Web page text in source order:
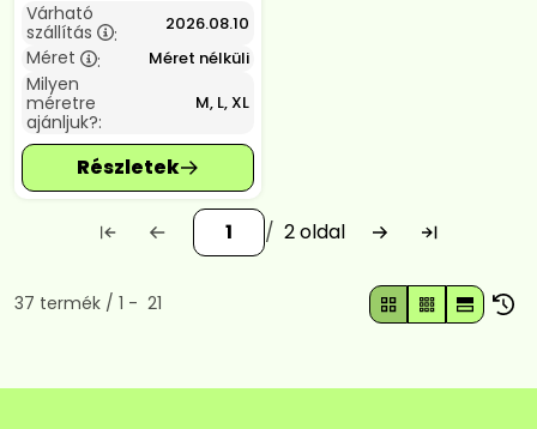
Várható
szállítás
: 2026.08.10
Méret : Méret nélküli
Milyen
méretre
ajánljuk?:
M, L, XL
2
Összes termék a kategóriában
37 termék 1 21